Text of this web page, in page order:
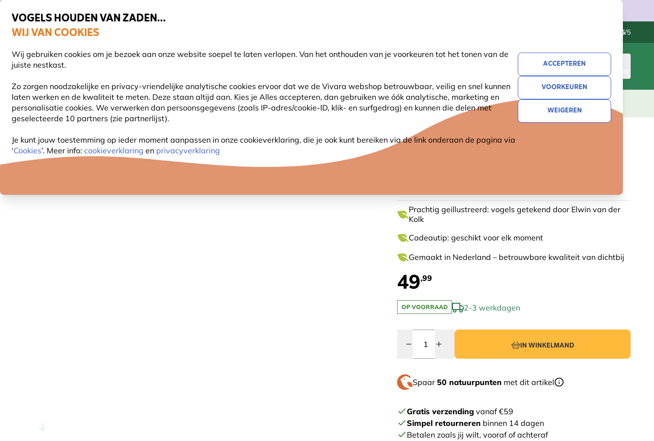
VOGELS HOUDEN VAN ZADEN...
WIJ VAN COOKIES
Wij gebruiken cookies om je bezoek aan onze website soepel te laten verlopen. Van het onthouden van je voorkeuren tot het tonen van de
juiste nestkast.
Zo zorgen noodzakelijke en privacy-vriendelijke analytische cookies ervoor dat we de Vivara webshop betrouwbaar, veilig en snel kunnen
laten werken en de kwaliteit te meten. Deze staan altijd aan. Kies je Alles accepteren, dan gebruiken we óók analytische, marketing en
personalisatie cookies. We verwerken dan persoonsgegevens (zoals IP-adres/cookie-ID, klik- en surfgedrag) en kunnen die delen met
geselecteerde 10 partners (zie partnerlijst).
Je kunt jouw toestemming op ieder moment aanpassen in onze cookieverklaring, die je ook kunt bereiken via de link onderaan de pagina via
‘Cookies’. Meer info: cookieverklaring en privacyverklaring
ACCEPTEREN
VOORKEUREN
WEIGEREN
Uitstekend beoordeeld door klanten in 11 landen
Gratis thuisbezorgd bij orders vanaf €59 4.5/5
Search
WINKELMAND
VOGELVOER VOEDERSYSTEMEN VOGELHUISJES ANDERE DIEREN PLANTEN NATUURBELEVING CADEAUS NIEUW SALE
Prachtig geillustreerd: vogels getekend door Elwin van der
Kolk
Cadeautip: geschikt voor elk moment
Gemaakt in Nederland – betrouwbare kwaliteit van dichtbij
49,99
OP VOORRAAD 2-3 werkdagen
IN WINKELMAND
Spaar 50 natuurpunten met dit artikel
Gratis verzending vanaf €59
Simpel retourneren binnen 14 dagen
Betalen zoals jij wilt, vooraf of achteraf